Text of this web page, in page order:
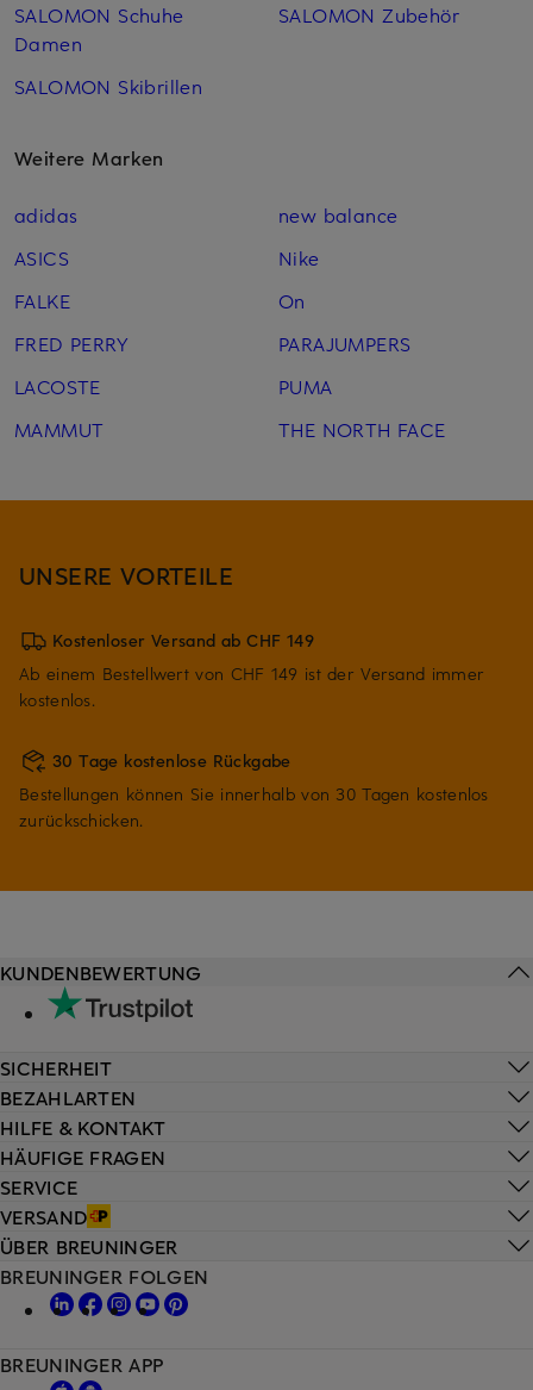
SALOMON Schuhe
Damen
SALOMON Skibrillen
SALOMON Zubehör
Weitere Marken
adidas
ASICS
FALKE
FRED PERRY
LACOSTE
MAMMUT
new balance
Nike
On
PARAJUMPERS
PUMA
THE NORTH FACE
UNSERE VORTEILE
Kostenloser Versand ab CHF 149
Ab einem Bestellwert von CHF 149 ist der Versand immer
kostenlos.
30 Tage kostenlose Rückgabe
Bestellungen können Sie innerhalb von 30 Tagen kostenlos
zurückschicken.
HILFE & KONTAKT
HÄUFIGE FRAGEN
SERVICE
VERSAND
KUNDENBEWERTUNG
SICHERHEIT
BEZAHLARTEN
ÜBER BREUNINGER
BREUNINGER FOLGEN
BREUNINGER APP